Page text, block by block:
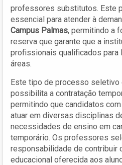
professores substitutos. Este
essencial para atender à
Campus Palmas, permitindo a
reserva que garante que a
profissionais qualificados para
áreas.
Este tipo de processo seletivo
possibilita a contratação
permitindo que candidatos
atuar em diversas disciplinas
necessidades de ensino em
temporário. Os professores
responsabilidade de contribuir
educacional oferecida aos